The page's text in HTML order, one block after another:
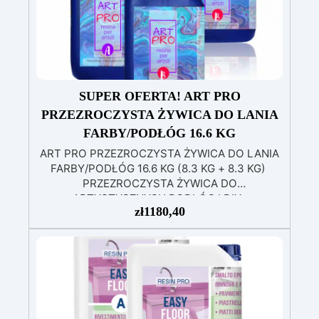
znajduje się lakier o zawartości 98% substancji
stałych, co jest wyjątkowo wysokim
wskaźnikiem i charakterystycznym dla
produktów premium lub wysokowydajnych. Dla
porównania, standardowe farby i powłoki
zwykle zawierają od 30% do 70% substancji
stałych.
SUPER OFERTA! ART PRO
PRZEZROCZYSTA ŻYWICA DO LANIA
FARBY/PODŁÓG 16.6 KG
ART PRO PRZEZROCZYSTA ŻYWICA DO LANIA
FARBY/PODŁÓG 16.6 KG (8.3 KG + 8.3 KG)
PRZEZROCZYSTA ŻYWICA DO
ARTYSTYCZNYCH PODŁÓG I DIY
Wysokowydajna przezroczysta żywica to
dwuskładnikowy produkt przeznaczony do
artystycznych podłóg oraz do projektów DIY.
Oryginalna formuła „ART PRO” zapewnia
długotrwałe gładkie i błyszczące wykończenie
najwyższej jakości. Nasze najlepiej sprzedające
się rozwiązanie podłogowe charakteryzuje się
zł1180,40